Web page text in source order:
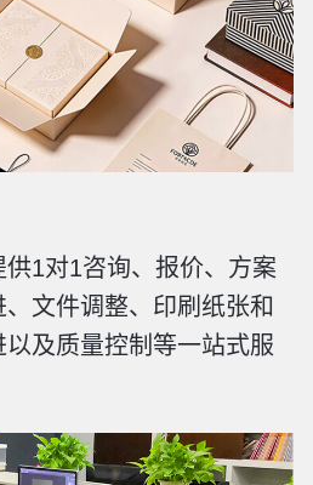
1对1咨询、报价、方案
文件调整、印刷纸张和
及质量控制等一站式服